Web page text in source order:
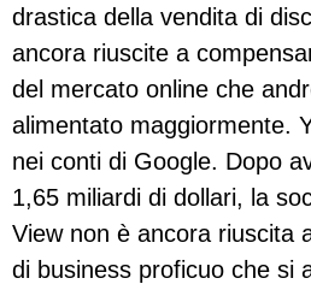
drastica della vendita di
ancora riuscite a
del mercato online che
alimentato maggiormente.
nei conti di Google. Dopo
1,65 miliardi di dollari, la
View non è ancora riuscita
di business proficuo che si